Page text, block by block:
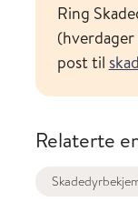
Ring
(hverdager
post til
Relaterte